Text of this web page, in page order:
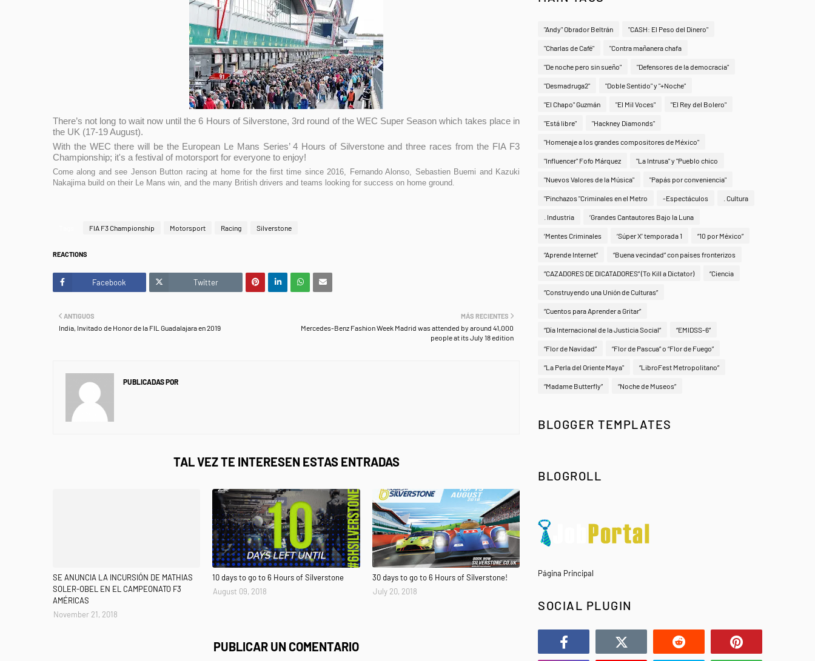
There’s not long to wait now until the 6 Hours of Silverstone, 3rd round of the WEC Super Season which takes place in
the UK (17-19 August).
With the WEC there will be the European Le Mans Series’ 4 Hours of Silverstone and three races from the FIA F3
Championship; it's a festival of motorsport for everyone to enjoy!
Come along and see Jenson Button racing at home for the first time since 2016, Fernando Alonso, Sebastien Buemi and Kazuki
Nakajima build on their Le Mans win, and the many British drivers and teams looking for success on home ground.
FIA F3 Championship Motorsport Racing Silverstone
REACTIONS
Facebook Twitter
MÁS RECIENTES
Mercedes-Benz Fashion Week Madrid was attended by around 41,000
people at its July 18 edition
ANTIGUOS
India, Invitado de Honor de la FIL Guadalajara en 2019
PUBLICADAS POR
TAL VEZ TE INTERESEN ESTAS ENTRADAS
SE ANUNCIA LA INCURSIÓN DE MATHIAS
SOLER-OBEL EN EL CAMPEONATO F3
AMÉRICAS
November 21, 2018
10 days to go to 6 Hours of Silverstone
August 09, 2018
30 days to go to 6 Hours of Silverstone!
July 20, 2018
PUBLICAR UN COMENTARIO
"Andy" Obrador Beltrán "CASH: El Peso del Dinero"
"Charlas de Café" "Contra mañanera chafa
"De noche pero sin sueño" "Defensores de la democracia"
"Desmadruga2" "Doble Sentido" y "+Noche"
"El Chapo" Guzmán "El Mil Voces" "El Rey del Bolero"
"Está libre" "Hackney Diamonds"
"Homenaje a los grandes compositores de México"
"Influencer" Fofo Márquez "La Intrusa" y "Pueblo chico
"Nuevos Valores de la Música" "Papás por conveniencia"
"Pinchazos "Criminales en el Metro -Espectáculos . Cultura
. Industria ‘Grandes Cantautores Bajo la Luna
‘Mentes Criminales ‘Súper X’ temporada 1 “10 por México”
“Aprende Internet” “Buena vecindad” con países fronterizos
“CAZADORES DE DICATADORES” (To Kill a Dictator) “Ciencia
“Construyendo una Unión de Culturas”
“Cuentos para Aprender a Gritar”
“Día Internacional de la Justicia Social” “EMIDSS-6”
“Flor de Navidad” “Flor de Pascua” o “Flor de Fuego”
“La Perla del Oriente Maya" “LibroFest Metropolitano”
“Madame Butterfly” “Noche de Museos”
BLOGGER TEMPLATES
BLOGROLL
Página Principal
SOCIAL PLUGIN